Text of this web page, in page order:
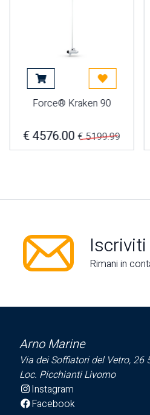
Aggiungi al carrelloAcquista
Force® Kraken 90
€ 4576.00 € 5199.99
Rimani in
Arno Marine
Via dei Soffiatori del Vetro, 26
Loc. Picchianti Livorno
Instagram
Facebook